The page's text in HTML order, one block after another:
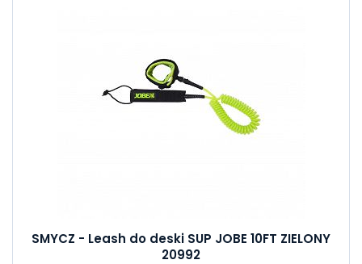
SMYCZ - Leash do deski SUP JOBE 10FT ZIELONY
20992